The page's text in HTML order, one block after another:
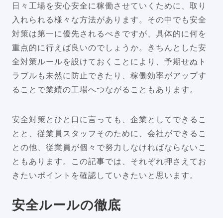
日々工場を安心安全に稼働させていくために、取り
入れられる様々な方法があります。その中でも安全
対策は第一に優先されるべきですが、具体的に何を
重点的に行えば良いのでしょうか。きちんとした安
全対策ルールを設けておくことにより、予期せぬト
ラブルも未然に防止できたり、稼働効率がアップす
ることで業績の工場へつながることもあります。
安全対策とひと口に言っても、企業としてできるこ
とと、従業員スタッフそのために、会社ができるこ
との他、従業員が個々で努力しなければならないこ
ともあります。この記事では、それぞれ押さえてお
きたいポイントを確認していきたいと思います。
安全ルールの徹底